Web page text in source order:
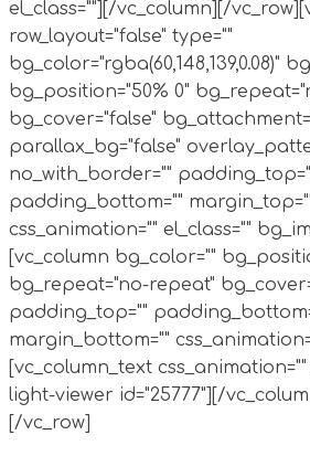
el_class=""][/vc_column][/
row_layout="false" type=""
bg_color="rgba(60,148,139,0.08)"
bg_position="50% 0"
bg_cover="false"
parallax_bg="false"
no_with_border=""
padding_bottom=""
css_animation="" el_class=""
[vc_column bg_color=""
bg_repeat="no-repeat"
padding_top=""
margin_bottom=""
[vc_column_text
light-viewer id="25777"][/
[/vc_row]